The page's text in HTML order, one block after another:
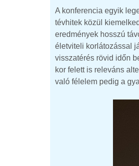
A konferencia egyik
tévhitek közül
eredmények hosszú
életviteli korlátozással
visszatérés rövid időn
kor felett is releváns
való félelem pedig a